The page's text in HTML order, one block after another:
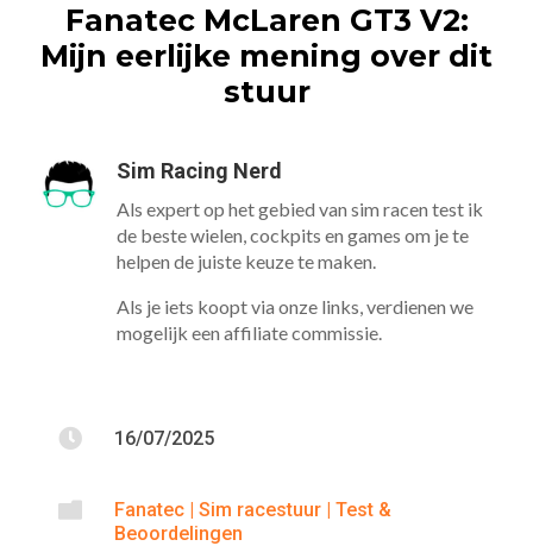
Fanatec McLaren GT3 V2:
Mijn eerlijke mening over dit
stuur
Sim Racing Nerd
Als expert op het gebied van sim racen test ik
de beste wielen, cockpits en games om je te
helpen de juiste keuze te maken.
Als je iets koopt via onze links, verdienen we
mogelijk een affiliate commissie.
 16/07/2025
 Fanatec | Sim racestuur | Test &
Beoordelingen